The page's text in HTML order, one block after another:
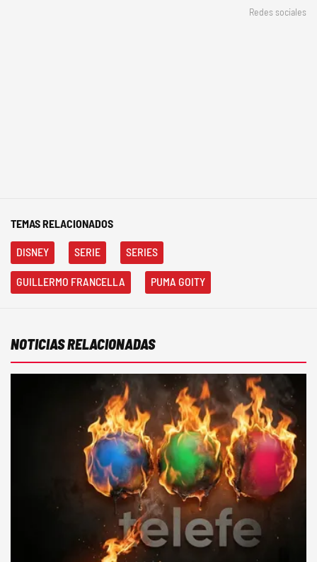
Redes sociales
TEMAS RELACIONADOS
DISNEY SERIE SERIES
GUILLERMO FRANCELLA PUMA GOITY
NOTICIAS RELACIONADAS